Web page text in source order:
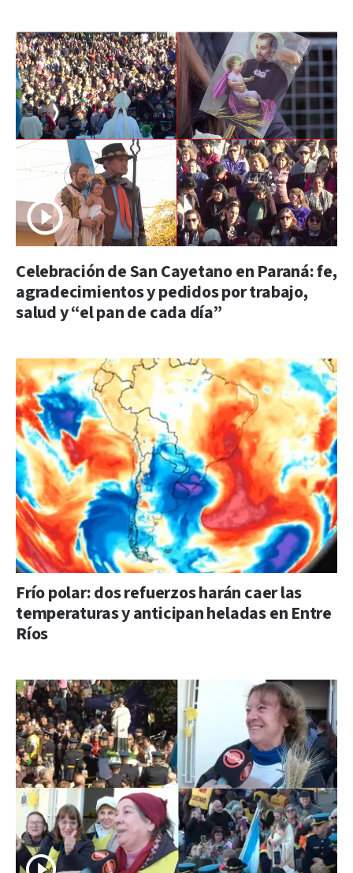
Celebración de San Cayetano en Paraná: fe,
agradecimientos y pedidos por trabajo,
salud y “el pan de cada día”
Frío polar: dos refuerzos harán caer las
temperaturas y anticipan heladas en Entre
Ríos